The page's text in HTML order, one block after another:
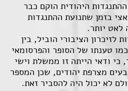
היהודית הוקם כבר
הנאצי בזמן שתנועת ההתנגדות
לאט יותר.
לזיכרון הציבורי הוביל, בין
טענתו של הסופר והפרסומאי
כי ודאי הייתה זו ממשלת וישי
מצרפת יהודים, שכן המספר
לא יכול היה להסביר זאת.